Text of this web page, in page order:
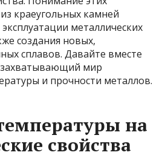
краеугольных камней
металлических
создания новых,
сплавов. Давайте вместе
захватывающий мир
и прочности металлов.
на
свойства